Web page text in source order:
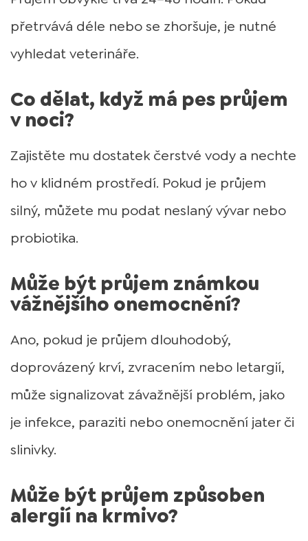
přetrvává déle nebo se zhoršuje, je nutné
vyhledat veterináře.
Co dělat, když má pes průjem
v noci?
Zajistěte mu dostatek čerstvé vody a nechte
ho v klidném prostředí. Pokud je průjem
silný, můžete mu podat neslaný vývar nebo
probiotika.
Může být průjem známkou
vážnějšího onemocnění?
Ano, pokud je průjem dlouhodobý,
doprovázený krví, zvracením nebo letargií,
může signalizovat závažnější problém, jako
je infekce, paraziti nebo onemocnění jater či
slinivky.
Může být průjem způsoben
alergií na krmivo?